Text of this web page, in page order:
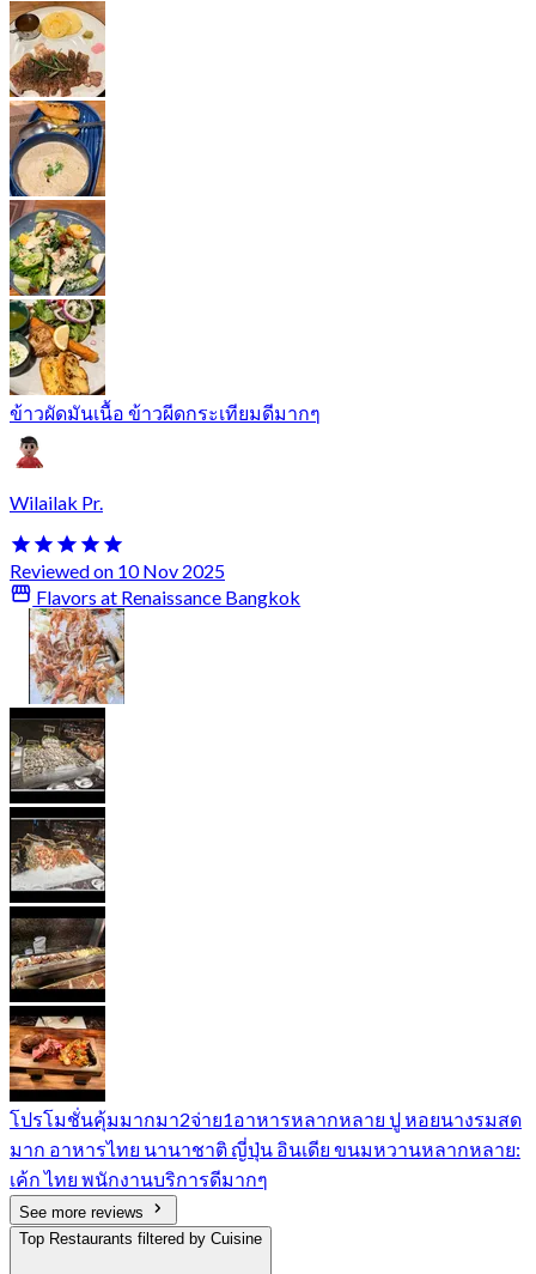
ข้าวผัดมันเนื้อ ข้าวผีดกระเทียมดีมากๆ
Wilailak Pr.
Reviewed on 10 Nov 2025
Flavors at Renaissance Bangkok
โปรโมชั่นคุ้มมากมา2จ่าย1​ อาหารหลากหลาย​ ปู​ หอยนางรม​สด
มาก อาหารไทย​ นานาชาติ​ ญี่ปุ่น​ อินเดีย ขนมหวานหลากหลาย​:​
เค้ก​ ไทย พนักงานบริการดีมากๆ
See more reviews
Top Restaurants filtered by Cuisine